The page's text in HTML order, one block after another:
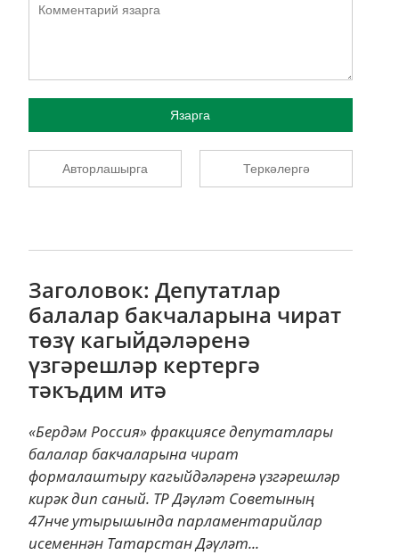
Язарга
Авторлашырга Теркәлергә
Заголовок: Депутатлар
балалар бакчаларына чират
төзү кагыйдәләренә
үзгәрешләр кертергә
тәкъдим итә
«Бердәм Россия» фракциясе депутатлары
балалар бакчаларына чират
формалаштыру кагыйдәләренә үзгәрешләр
кирәк дип саный. ТР Дәүләт Советының
47нче утырышында парламентарийлар
исеменнән Татарстан Дәүләт...